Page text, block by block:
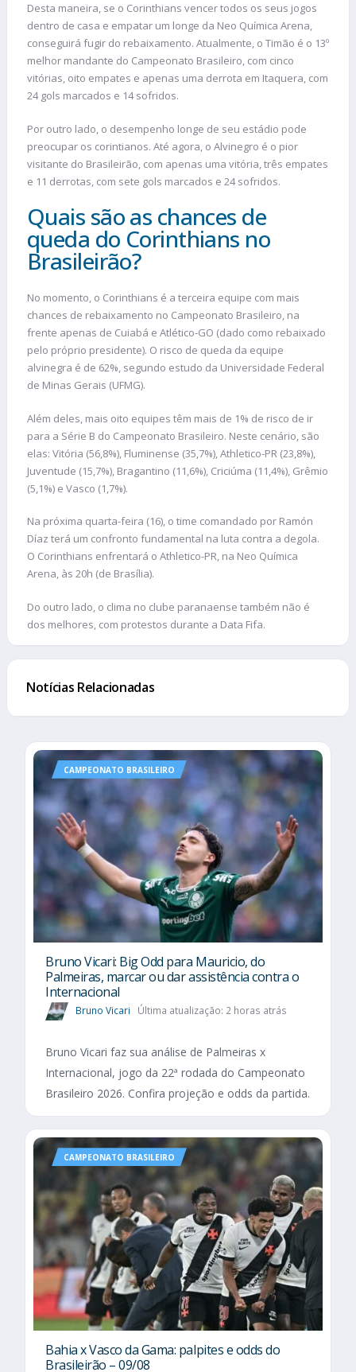
Desta maneira, se o Corinthians vencer todos os seus jogos
dentro de casa e empatar um longe da Neo Química Arena,
conseguirá fugir do rebaixamento. Atualmente, o Timão é o 13º
melhor mandante do Campeonato Brasileiro, com cinco
vitórias, oito empates e apenas uma derrota em Itaquera, com
24 gols marcados e 14 sofridos.
Por outro lado, o desempenho longe de seu estádio pode
preocupar os corintianos. Até agora, o Alvinegro é o pior
visitante do Brasileirão, com apenas uma vitória, três empates
e 11 derrotas, com sete gols marcados e 24 sofridos.
Quais são as chances de
queda do Corinthians no
Brasileirão?
No momento, o Corinthians é a terceira equipe com mais
chances de rebaixamento no Campeonato Brasileiro, na
frente apenas de Cuiabá e Atlético-GO (dado como rebaixado
pelo próprio presidente). O risco de queda da equipe
alvinegra é de 62%, segundo estudo da Universidade Federal
de Minas Gerais (UFMG).
Além deles, mais oito equipes têm mais de 1% de risco de ir
para a Série B do Campeonato Brasileiro. Neste cenário, são
elas: Vitória (56,8%), Fluminense (35,7%), Athletico-PR (23,8%),
Juventude (15,7%), Bragantino (11,6%), Criciúma (11,4%), Grêmio
(5,1%) e Vasco (1,7%).
Na próxima quarta-feira (16), o time comandado por Ramón
Díaz terá um confronto fundamental na luta contra a degola.
O Corinthians enfrentará o Athletico-PR, na Neo Química
Arena, às 20h (de Brasília).
Do outro lado, o clima no clube paranaense também não é
dos melhores, com protestos durante a Data Fifa.
Notícias Relacionadas
CAMPEONATO BRASILEIRO
Bruno Vicari: Big Odd para Mauricio, do
Palmeiras, marcar ou dar assistência contra o
Internacional
Bruno Vicari Última atualização: 2 horas atrás
Bruno Vicari faz sua análise de Palmeiras x
Internacional, jogo da 22ª rodada do Campeonato
Brasileiro 2026. Confira projeção e odds da partida.
CAMPEONATO BRASILEIRO
Bahia x Vasco da Gama: palpites e odds do
Brasileirão – 09/08